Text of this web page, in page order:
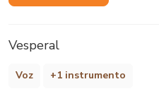
Vesperal
Voz +1 instrumento